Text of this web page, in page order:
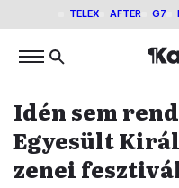
TELEX AFTER G7
Idén sem
Egyesült
zenei